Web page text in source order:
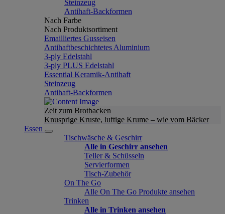
Steinzeug
Antihaft-Backformen
Nach Farbe
Nach Produktsortiment
Emailliertes Gusseisen
Antihaftbeschichtetes Aluminium
3-ply Edelstahl
3-ply PLUS Edelstahl
Essential Keramik-Antihaft
Steinzeug
Antihaft-Backformen
Zeit zum Brotbacken
Knusprige Kruste, luftige Krume – wie vom Bäcker
Essen
Tischwäsche & Geschirr
Alle in Geschirr ansehen
Teller & Schüsseln
Servierformen
Tisch-Zubehör
On The Go
Alle On The Go Produkte ansehen
Trinken
Alle in Trinken ansehen